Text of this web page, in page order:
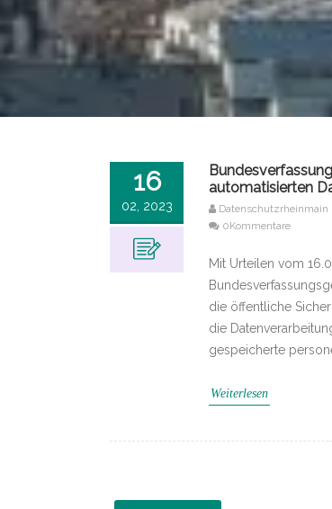
16
02, 2023
automatisierten
Datenschutzrheinmain
0Kommentare
Mit Urteilen vom
die öffentliche
die
gespeicherte
Weiterlesen